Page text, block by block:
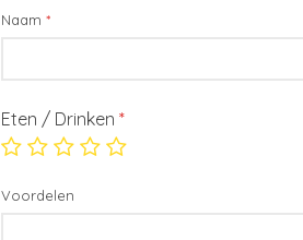
Naam *
Eten / Drinken *
Voordelen